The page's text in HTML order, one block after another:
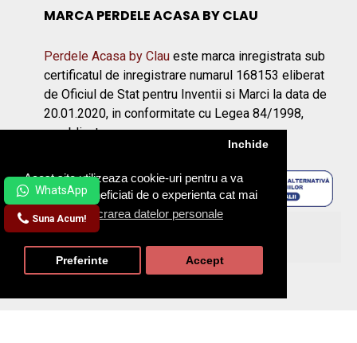
Acest site utilizeaza cookie-uri pentru a va
asigura ca beneficiati de o experienta cat mai
placuta.Prelucrarea datelor personale
Inchide
Preferinte Accept
MARCA PERDELE ACASA BY CLAU
Perdele Acasa by Clau este marca inregistrata sub
certificatul de inregistrare numarul 168153 eliberat
de Oficiul de Stat pentru Inventii si Marci la data de
20.01.2020, in conformitate cu Legea 84/1998,
republicata.
Suna Acum!